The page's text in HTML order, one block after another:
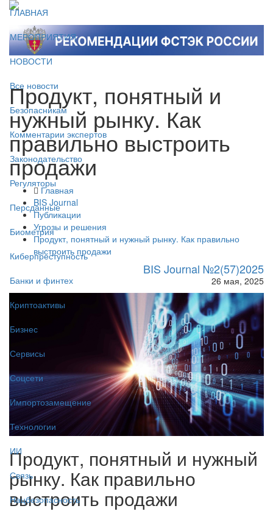
ГЛАВНАЯ
МЕРОПРИЯТИЯ
НОВОСТИ
Все новости
Безопасникам
Комментарии экспертов
Законодательство
Регуляторы
Персданные
Биометрия
Киберпреступность
Банки и финтех
Криптоактивы
Бизнес
Сервисы
Соцсети
Импортозамещение
Технологии
ИИ
Связь
Нацбезопасность
Продукт, понятный и
нужный рынку. Как
правильно выстроить
продажи
Главная
BIS Journal
Публикации
Угрозы и решения
Продукт, понятный и нужный рынку. Как правильно
выстроить продажи
BIS Journal №2(57)2025
26 мая, 2025
Продукт, понятный и нужный
рынку. Как правильно
выстроить продажи